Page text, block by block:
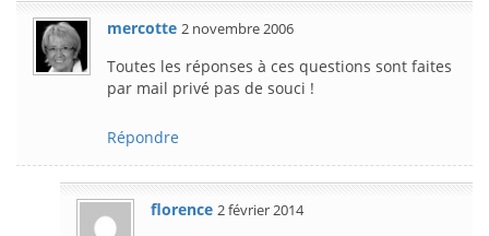
mercotte 2 novembre 2006
Toutes les réponses à ces questions sont faites
par mail privé pas de souci !
Répondre
florence 2 février 2014